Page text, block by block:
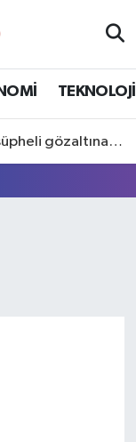
TEKNOLOJİ
gözaltına alındı